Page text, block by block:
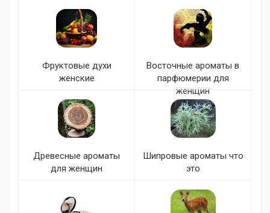
Фруктовые духи
женские
Восточные ароматы в
парфюмерии для
женщин
Древесные ароматы
для женщин
Шипровые ароматы что
это